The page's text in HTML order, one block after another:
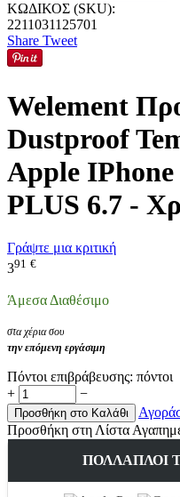
ΚΩΔΙΚΟΣ (SKU):
2211031125701
Share Tweet
Welement
Dustproof
Apple
PLUS 6.7 -
Γράψτε μια κριτική
391 €
Άμεσα Διαθέσιμο
στα χέρια σου
την επόμενη εργάσιμη
Πόντοι επιβράβευσης: πόντοι
+
−
Προσθήκη στο Καλάθι
Προσθήκη στη Λίστα
ΠΟΛΛΑΠΛΟΊ